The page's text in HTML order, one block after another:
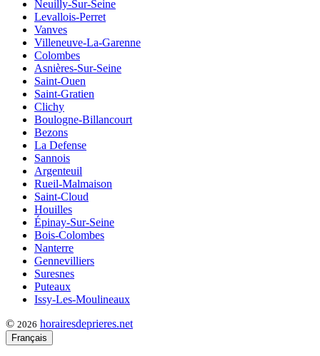
Neuilly-Sur-Seine
Levallois-Perret
Vanves
Villeneuve-La-Garenne
Colombes
Asnières-Sur-Seine
Saint-Ouen
Saint-Gratien
Clichy
Boulogne-Billancourt
Bezons
La Defense
Sannois
Argenteuil
Rueil-Malmaison
Saint-Cloud
Houilles
Épinay-Sur-Seine
Bois-Colombes
Nanterre
Gennevilliers
Suresnes
Puteaux
Issy-Les-Moulineaux
© 2026 horairesdeprieres.net
Français